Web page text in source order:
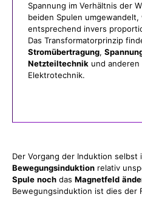
Spannung im Verhältnis der
beiden Spulen
entsprechend invers
Das Transformatorprinzip
Stromübertragung,
Netzteiltechnik und
Elektrotechnik.
Der Vorgang der Induktion selbst
Bewegungsinduktion relativ
Spule noch das Magnetfeld
Bewegungsinduktion ist dies der